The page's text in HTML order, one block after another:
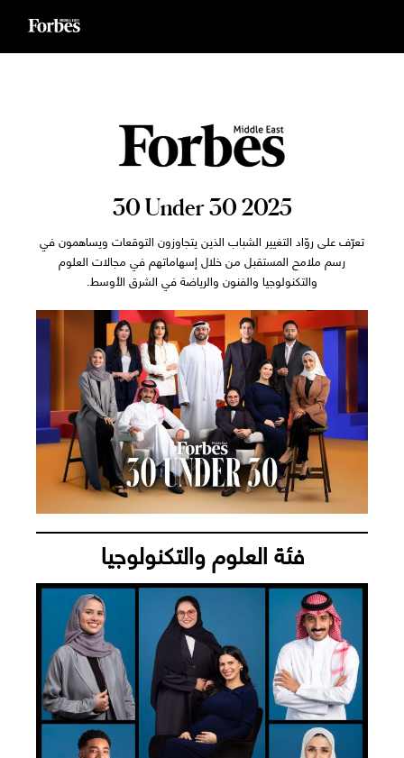
30 Under 30 2025
تعرّف على روّاد التغيير الشباب الذين يتجاوزون التوقعات ويساهمون في
رسم ملامح المستقبل من خلال إسهاماتهم في مجالات العلوم
والتكنولوجيا والفنون والرياضة في الشرق الأوسط.
فئة العلوم والتكنولوجيا